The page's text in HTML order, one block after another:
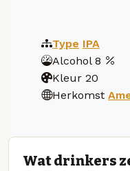
Type IPA
Alcohol 8
Kleur 20
Herkomst
Wat drinkers